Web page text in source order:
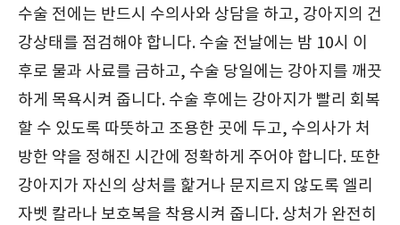
수술 전에는 반드시 수의사와 상담을 하고, 강아지의 건
강상태를 점검해야 합니다. 수술 전날에는 밤 10시 이
후로 물과 사료를 금하고, 수술 당일에는 강아지를 깨끗
하게 목욕시켜 줍니다. 수술 후에는 강아지가 빨리 회복
할 수 있도록 따뜻하고 조용한 곳에 두고, 수의사가 처
방한 약을 정해진 시간에 정확하게 주어야 합니다. 또한
강아지가 자신의 상처를 핥거나 문지르지 않도록 엘리
자벳 칼라나 보호복을 착용시켜 줍니다. 상처가 완전히